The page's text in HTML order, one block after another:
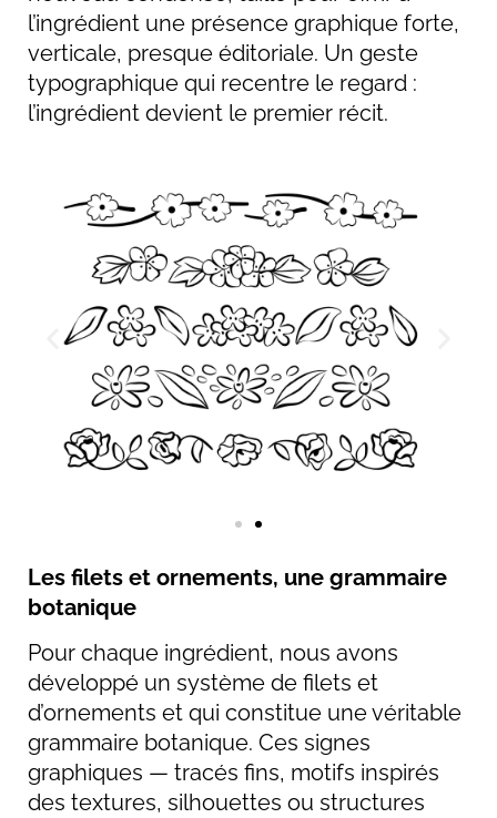
l’ingrédient une présence graphique forte,
verticale, presque éditoriale. Un geste
typographique qui recentre le regard :
l’ingrédient devient le premier récit.
Les filets et ornements, une grammaire
botanique
Pour chaque ingrédient, nous avons
développé un système de filets et
d’ornements et qui constitue une véritable
grammaire botanique. Ces signes
graphiques — tracés fins, motifs inspirés
des textures, silhouettes ou structures